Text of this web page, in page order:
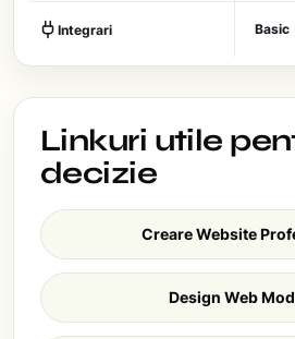
Integrari Basic
Linkuri utile
decizie
Creare Website
Design Web